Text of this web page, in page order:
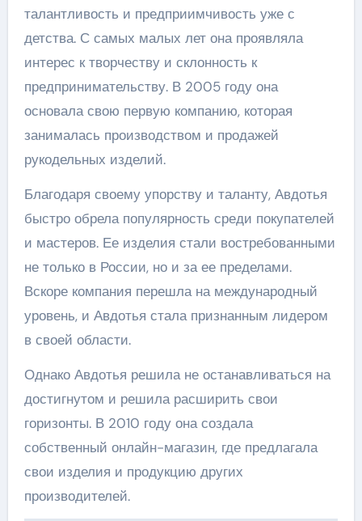
талантливость и предприимчивость уже с
детства. С самых малых лет она проявляла
интерес к творчеству и склонность к
предпринимательству. В 2005 году она
основала свою первую компанию, которая
занималась производством и продажей
рукодельных изделий.
Благодаря своему упорству и таланту, Авдотья
быстро обрела популярность среди покупателей
и мастеров. Ее изделия стали востребованными
не только в России, но и за ее пределами.
Вскоре компания перешла на международный
уровень, и Авдотья стала признанным лидером
в своей области.
Однако Авдотья решила не останавливаться на
достигнутом и решила расширить свои
горизонты. В 2010 году она создала
собственный онлайн-магазин, где предлагала
свои изделия и продукцию других
производителей.